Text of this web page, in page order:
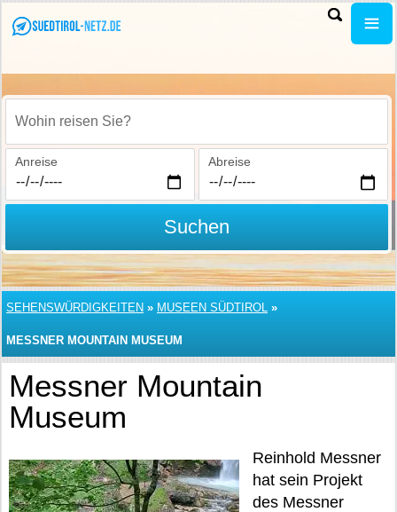
Wohin reisen Sie?
Anreise Abreise
Suchen
SEHENSWÜRDIGKEITEN » MUSEEN SÜDTIROL »
MESSNER MOUNTAIN MUSEUM
Messner Mountain
Museum
Reinhold Messner
hat sein Projekt
des Messner